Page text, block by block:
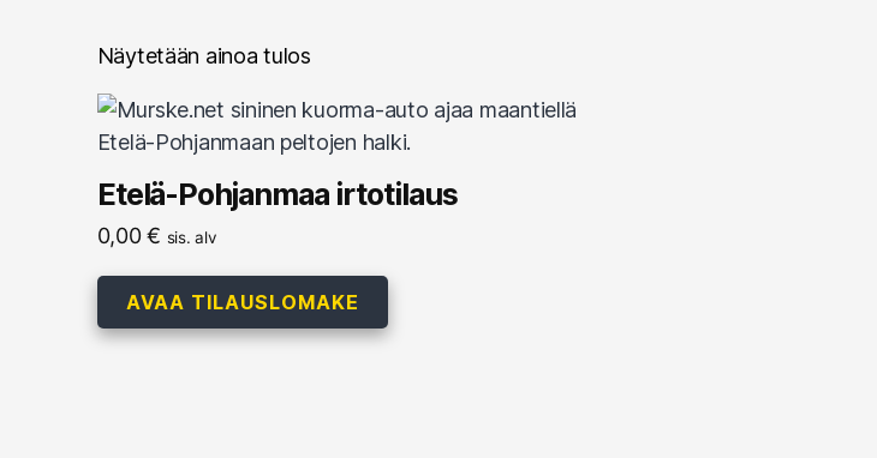
Näytetään ainoa tulos
Etelä-Pohjanmaa irtotilaus
0,00€ sis. alv
AVAA TILAUSLOMAKE